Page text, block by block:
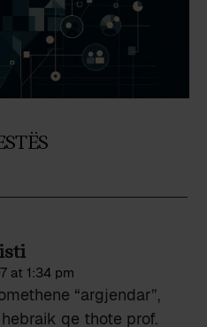
at 1:34 pm
“argjendar”,
qe thote prof.